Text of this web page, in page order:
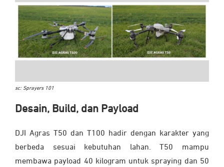
sc: Sprayers 101
Desain, Build, dan Payload
DJI Agras T50 dan T100 hadir dengan karakter yang
berbeda sesuai kebutuhan lahan. T50 mampu
membawa payload 40 kilogram untuk spraying dan 50